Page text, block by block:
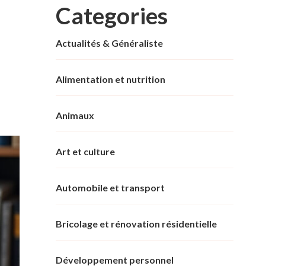
Categories
Actualités & Généraliste
Alimentation et nutrition
Animaux
Art et culture
Automobile et transport
Bricolage et rénovation résidentielle
Développement personnel